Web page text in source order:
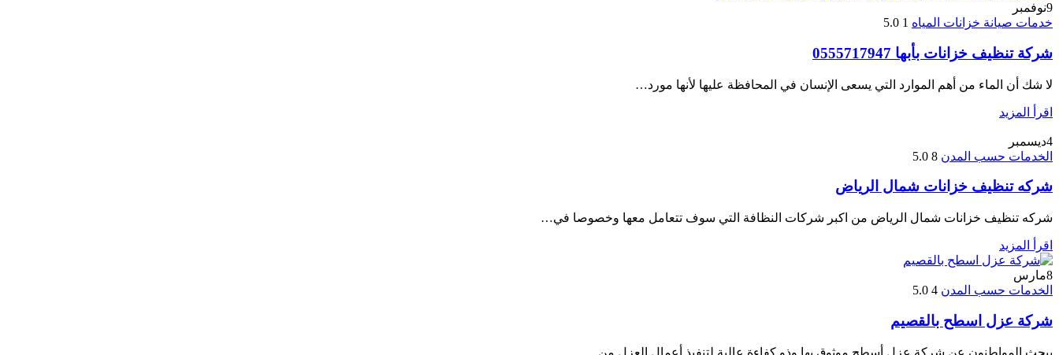
9نوفمبر
خدمات صيانة خزانات المياه 1
5.0
شركة تنظيف خزانات بأبها 0555717947
لا شك أن الماء من أهم الموارد التي يسعى الإنسان في المحافظة عليها لأنها مورد…
اقرأ المزيد
4ديسمبر
الخدمات حسب المدن 8
5.0
شركه تنظيف خزانات شمال الرياض
شركه تنظيف خزانات شمال الرياض من اكبر شركات النظافة التي سوف تتعامل معها وخصوصا في…
اقرأ المزيد
8مارس
الخدمات حسب المدن 4
5.0
شركة عزل اسطح بالقصيم
يبحث المواطنون عن شركة عزل أسطح موثوق بها وذو كفاءة عالية لتنفيذ أعمال العزل من…